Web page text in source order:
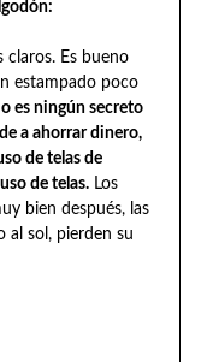
claros. Es bueno
estampado poco
es ningún secreto
a ahorrar dinero,
de telas de
de telas.Los
bien después, las
al sol, pierden su